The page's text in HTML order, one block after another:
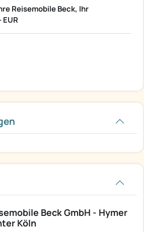
Reisemobile Beck, Ihr
Beck GmbH - Hymer
Köln